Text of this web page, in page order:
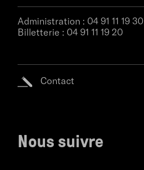
Administration : 04 91 11 19 30
Billetterie : 04 91 11 19 20
Contact
Nous suivre